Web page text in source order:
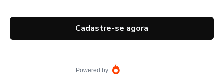
Cadastre-se agora
Powered by